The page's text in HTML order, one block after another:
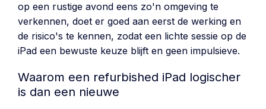
op een rustige avond eens zo'n omgeving te
verkennen, doet er goed aan eerst de werking en
de risico's te kennen, zodat een lichte sessie op de
iPad een bewuste keuze blijft en geen impulsieve.
Waarom een refurbished iPad logischer
is dan een nieuwe